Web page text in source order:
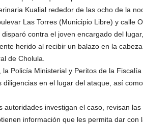
Kualial rededor de las ocho de la
Las Torres (Municipio Libre) y calle
contra el joven encargado del
herido al recibir un balazo en la
de Cholula.
Policía Ministerial y Peritos de la Fiscalía
en el lugar del ataque, así
autoridades investigan el caso, revisan
información que les permita dar con